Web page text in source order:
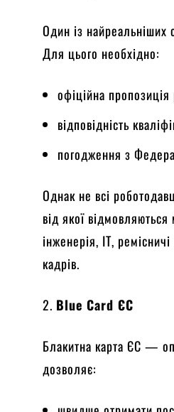
Один із найреальніших
Для цього необхідно:
офіційна
відповідність
погодження з
Однак не всі
від якої
інженерія, ІТ,
кадрів.
2. Blue Card ЄС
Блакитна карта ЄС —
дозволяє: